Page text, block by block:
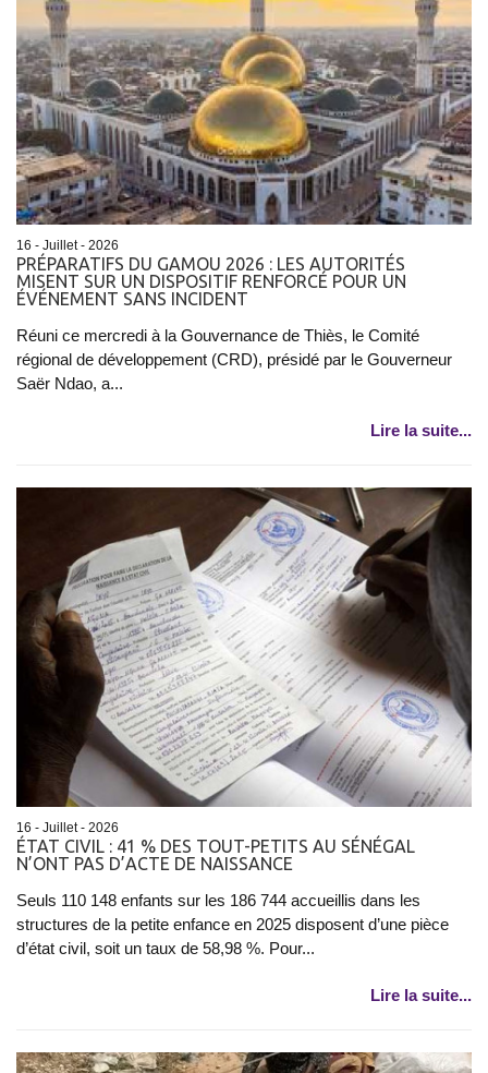
16 - Juillet - 2026
PRÉPARATIFS DU GAMOU 2026 : LES AUTORITÉS
MISENT SUR UN DISPOSITIF RENFORCÉ POUR UN
ÉVÉNEMENT SANS INCIDENT
Réuni ce mercredi à la Gouvernance de Thiès, le Comité
régional de développement (CRD), présidé par le Gouverneur
Saër Ndao, a...
Lire la suite...
16 - Juillet - 2026
ÉTAT CIVIL : 41 % DES TOUT-PETITS AU SÉNÉGAL
N’ONT PAS D’ACTE DE NAISSANCE
Seuls 110 148 enfants sur les 186 744 accueillis dans les
structures de la petite enfance en 2025 disposent d’une pièce
d’état civil, soit un taux de 58,98 %. Pour...
Lire la suite...